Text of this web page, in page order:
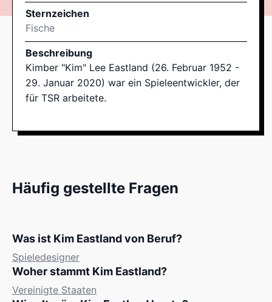
Sternzeichen
Fische
Beschreibung
Kimber "Kim" Lee Eastland (26. Februar 1952 -
29. Januar 2020) war ein Spieleentwickler, der
für TSR arbeitete.
Häufig gestellte Fragen
Was ist Kim Eastland von Beruf?
Spieledesigner
Woher stammt Kim Eastland?
Vereinigte Staaten